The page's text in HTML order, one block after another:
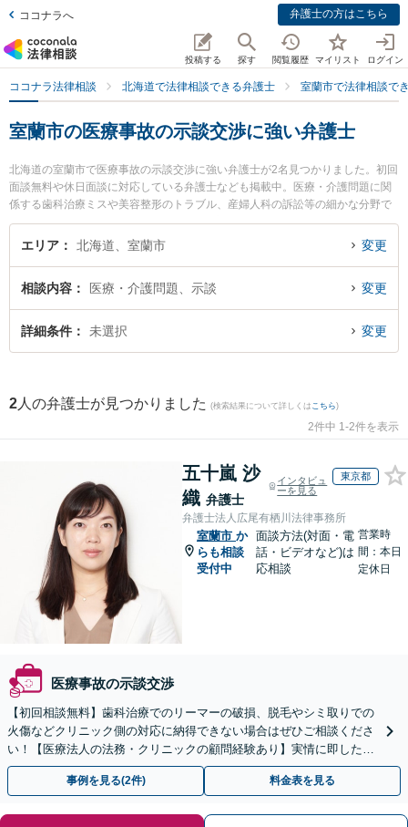
ココナラへ 弁護士の方はこちら
投稿する 探す 閲覧履歴 マイリスト ログイン
ココナラ法律相談 北海道で法律相談できる弁護士 室蘭市で法律相談で
室蘭市の医療事故の示談交渉に強い弁護士
北海道の室蘭市で医療事故の示談交渉に強い弁護士が2名見つかりました。初回
面談無料や休日面談に対応している弁護士なども掲載中。医療・介護問題に関
係する歯科治療ミスや美容整形のトラブル、産婦人科の訴訟等の細かな分野で
の絞り込み検索もでき便利です。特に池田翔一法律事務所の池田 翔一弁護士や
弁護士法人北海道みらい法律事務所の増川 拓弁護士のプロフィール情報や弁護
交渉のトラブル解決の実績豊富な近くの弁護士を検索したい』『初回相談無料
で医療事故の示談交渉を法律相談できる室蘭市内の弁護士に相談予約したい』
などでお困りの相談者さんにおすすめです。
エリア 北海道、室蘭市 変更
相談内容 医療・介護問題、示談 変更
詳細条件 未選択 変更
2 人の弁護士が見つかりました (検索結果について詳しくは こちら)
2件中 1-2件を表示
五十嵐 沙
織 弁護士
インタビュ
ーを見る
東京都
弁護士法人広尾有栖川法律事務所
室蘭市 か
らも相談
受付中
面談方法(対面・電
話・ビデオなど)は
応相談
営業時
間：本日
定休日
医療事故の示談交渉
【初回相談無料】歯科治療でのリーマーの破損、脱毛やシミ取りでの
火傷などクリニック側の対応に納得できない場合はぜひご相談くださ
い！【医療法人の法務・クリニックの顧問経験あり】実情に即したア
ドバイスで、納得のできるトラブルの解決を目指します。
事例を見る(2件) 料金表を見る